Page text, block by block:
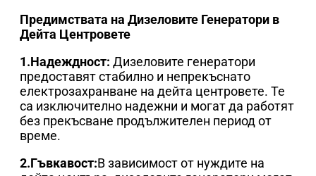
Предимствата на Дизеловите Генератори в
Дейта Центровете
1.Надеждност: Дизеловите генератори
предоставят стабилно и непрекъснато
електрозахранване на дейта центровете. Те
са изключително надежни и могат да работят
без прекъсване продължителен период от
време.
2.Гъвкавост:В зависимост от нуждите на